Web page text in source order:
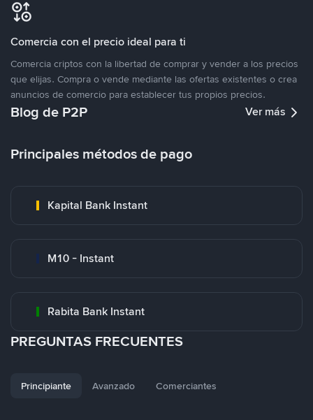
Comercia con el precio ideal para ti
Comercia criptos con la libertad de comprar y vender a los precios
que elijas. Compra o vende mediante las ofertas existentes o crea
anuncios de comercio para establecer tus propios precios.
Blog de P2P Ver más
Principales métodos de pago
Kapital Bank Instant
M10 - Instant
Rabita Bank Instant
PREGUNTAS FRECUENTES
Principiante Avanzado Comerciantes